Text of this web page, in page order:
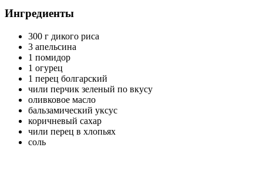
Ингредиенты
300 г дикого риса
3 апельсина
1 помидор
1 огурец
1 перец болгарский
чили перчик зеленый по вкусу
оливковое масло
бальзамический уксус
коричневый сахар
чили перец в хлопьях
соль